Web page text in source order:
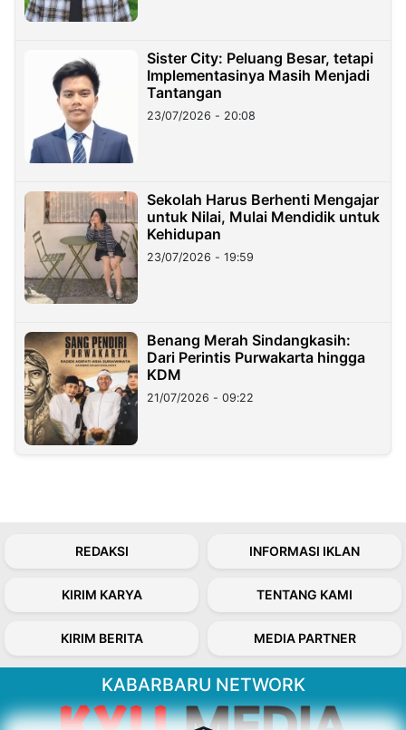
Sister City: Peluang Besar, tetapi
Implementasinya Masih Menjadi
Tantangan
23/07/2026 - 20:08
Sekolah Harus Berhenti Mengajar
untuk Nilai, Mulai Mendidik untuk
Kehidupan
23/07/2026 - 19:59
Benang Merah Sindangkasih:
Dari Perintis Purwakarta hingga
KDM
21/07/2026 - 09:22
REDAKSI INFORMASI IKLAN
KIRIM KARYA TENTANG KAMI
KIRIM BERITA MEDIA PARTNER
KABARBARU NETWORK